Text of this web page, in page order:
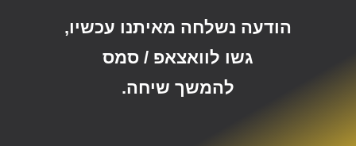
הודעה נשלחה מאיתנו עכשיו,
גשו לוואצאפ / סמס
להמשך שיחה.